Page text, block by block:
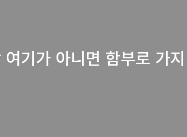
기가 아니면 함부로 가